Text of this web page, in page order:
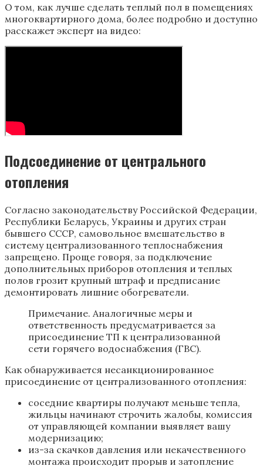
О том, как лучше сделать теплый пол в помещениях
многоквартирного дома, более подробно и доступно
расскажет эксперт на видео:
Подсоединение от центрального
отопления
Согласно законодательству Российской Федерации,
Республики Беларусь, Украины и других стран
бывшего СССР, самовольное вмешательство в
систему централизованного теплоснабжения
запрещено. Проще говоря, за подключение
дополнительных приборов отопления и теплых
полов грозит крупный штраф и предписание
демонтировать лишние обогреватели.
Примечание. Аналогичные меры и
ответственность предусматривается за
присоединение ТП к централизованной
сети горячего водоснабжения (ГВС).
Как обнаруживается несанкционированное
присоединение от централизованного отопления:
соседние квартиры получают меньше тепла,
жильцы начинают строчить жалобы, комиссия
от управляющей компании выявляет вашу
модернизацию;
из-за скачков давления или некачественного
монтажа происходит прорыв и затопление